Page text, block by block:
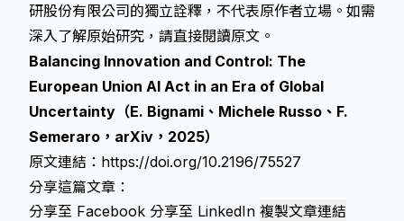
研股份有限公司的獨立詮釋，不代表原作者立場。如需
深入了解原始研究，請直接閱讀原文。
Balancing Innovation and Control: The
European Union AI Act in an Era of Global
Uncertainty（E. Bignami、Michele Russo、F.
Semeraro，arXiv，2025）
原文連結： https://doi.org/10.2196/75527
分享這篇文章：
分享至 Facebook 分享至 LinkedIn 複製文章連結